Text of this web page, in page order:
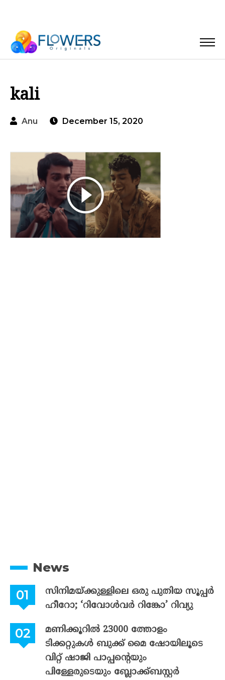
kali
Anu December 15, 2020
News
സിനിമയ്ക്കുള്ളിലെ ഒരു പുതിയ സൂപ്പർ
ഹീറോ; ‘റിവോൾവർ റിങ്കോ’ റിവ്യു
മണിക്കൂറിൽ 23000 ത്തോളം
ടിക്കറ്റുകൾ ബുക്ക് മൈ ഷോയിലൂടെ
വിറ്റ് ഷാജി പാപ്പന്റെയും
പിള്ളേരുടെയും ബ്ലോക്ക്ബസ്റ്റർ